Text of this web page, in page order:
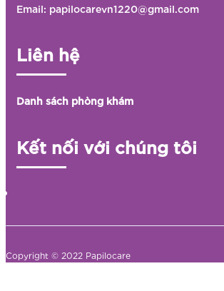
Email: papilocarevn1220@gmail.com
Liên hệ
Danh sách phòng khám
Kết nối với chúng tôi
Copyright © 2022 Papilocare